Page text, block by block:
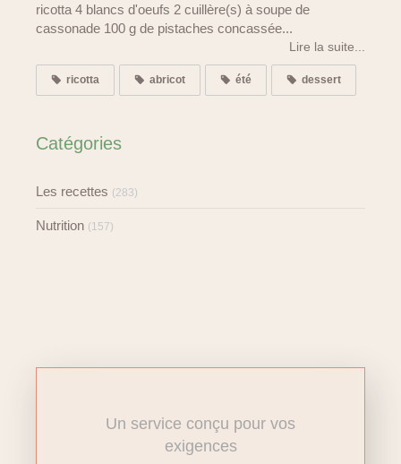
ricotta 4 blancs d'oeufs 2 cuillère(s) à soupe de
cassonade 100 g de pistaches concassée...
Lire la suite...
ricotta abricot été dessert
Catégories
Les recettes (283)
Nutrition (157)
Un service conçu pour vos
exigences